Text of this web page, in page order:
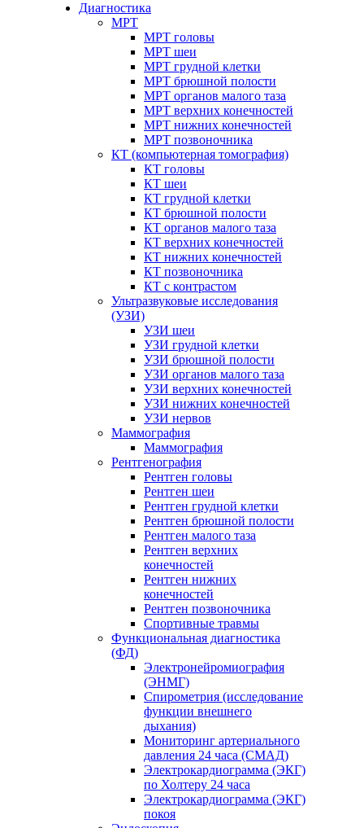
Диагностика
МРТ
МРТ головы
МРТ шеи
МРТ грудной клетки
МРТ брюшной полости
МРТ органов малого таза
МРТ верхних конечностей
МРТ нижних конечностей
МРТ позвоночника
КТ (компьютерная томография)
КТ головы
КТ шеи
КТ грудной клетки
КТ брюшной полости
КТ органов малого таза
КТ верхних конечностей
КТ нижних конечностей
КТ позвоночника
КТ с контрастом
Ультразвуковые исследования
(УЗИ)
УЗИ шеи
УЗИ грудной клетки
УЗИ брюшной полости
УЗИ органов малого таза
УЗИ верхних конечностей
УЗИ нижних конечностей
УЗИ нервов
Маммография
Маммография
Рентгенография
Рентген головы
Рентген шеи
Рентген грудной клетки
Рентген брюшной полости
Рентген малого таза
Рентген верхних
конечностей
Рентген нижних
конечностей
Рентген позвоночника
Спортивные травмы
Функциональная диагностика
(ФД)
Электронейромиография
(ЭНМГ)
Спирометрия (исследование
функции внешнего
дыхания)
Мониторинг артериального
давления 24 часа (СМАД)
Электрокардиограмма (ЭКГ)
по Холтеру 24 часа
Электрокардиограмма (ЭКГ)
покоя